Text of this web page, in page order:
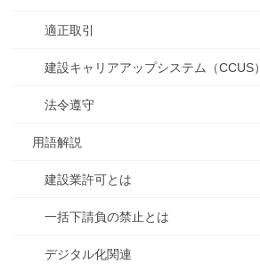
適正取引
建設キャリアアップシステム（CCUS）
法令遵守
用語解説
建設業許可とは
一括下請負の禁止とは
デジタル化関連